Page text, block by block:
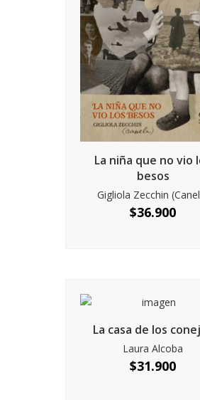
La niña que no vio
besos
Gigliola Zecchin
$36.900
La casa de los
Laura Alcoba
$31.900